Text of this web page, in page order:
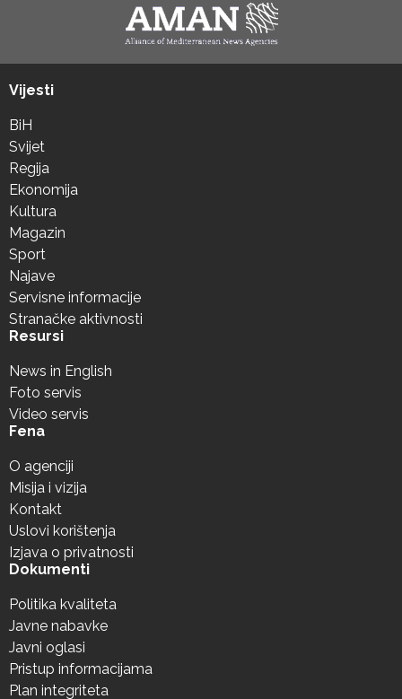
Vijesti
BiH
Svijet
Regija
Ekonomija
Kultura
Magazin
Sport
Najave
Servisne informacije
Stranačke aktivnosti
Resursi
News in English
Foto servis
Video servis
Fena
O agenciji
Misija i vizija
Kontakt
Uslovi korištenja
Izjava o privatnosti
Dokumenti
Politika kvaliteta
Javne nabavke
Javni oglasi
Pristup informacijama
Plan integriteta